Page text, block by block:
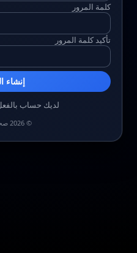
كلمة المرور
تأكيد كلمة المرور
إنشاء
لديك حساب
© 2026 صحيفة الوسط